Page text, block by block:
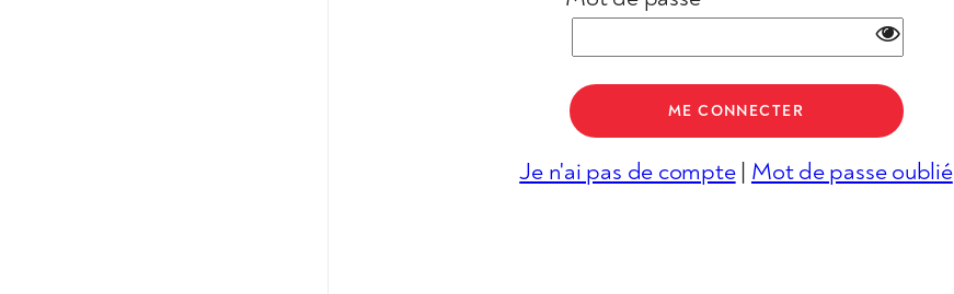
Je n'ai pas de compte| Mot de passe oublié